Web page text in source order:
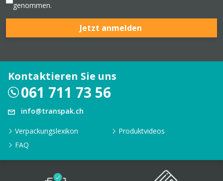
genommen.
Jetzt anmelden
Kontaktieren Sie uns
061 711 73 56
info@transpak.ch
Verpackungslexikon
Produktvideos
FAQ